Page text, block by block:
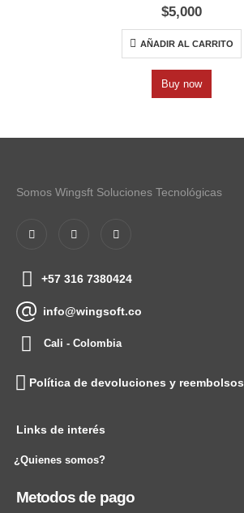
out of 5
$5,000
AÑADIR AL CARRITO
Buy now
Somos Wingsft Soluciones Tecnológicas
+57 316 7380424
info@wingsoft.co
Cali - Colombia
Política de devoluciones y reembolsos
Links de interés
¿Quienes somos?
Metodos de pago